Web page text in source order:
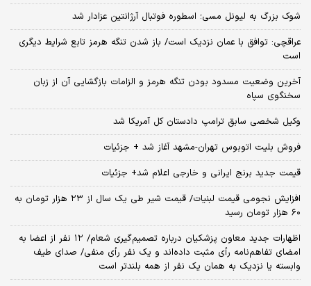
شوک بزرگ به لیونل مسی؛ اسطوره فوتبال آرژانتین عزادار شد
عراقچی: توافق با عمان نزدیک است/ باز شدن تنگه هرمز تابع شرایط دیگری
است
آخرین وضعیت مسدود بودن تنگه هرمز و الزامات بازگشایی آن از زبان
سخنگوی سپاه
وکیل شخصی سابق ترامپ دادستان کل آمریکا شد
فروش بلیت اتوبوس تهران-مشهد آغاز شد + جزئیات
قیمت جدید برنج ایرانی و خارجی اعلام شد+ جزئیات
افزایش نجومی قیمت لبنیات/ قیمت شیر طی یک سال از ۲۳ هزار تومان به
۶۰ هزار تومان رسید
اظهارات جدید معاون پزشکیان درباره تصمیم‌گیری شعام/ ۱۲ نفر از اعضا به
امضای تفاهم‌نامه رأی مثبت داده‌اند و یک نفر رأی منفی/ صدای طیف
وابسته یا نزدیک به همان یک نفر از همه بلندتر است